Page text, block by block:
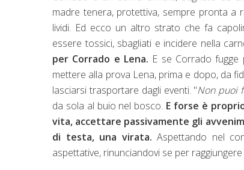
madre tenera, protettiva, sempre pronta a
lividi. Ed ecco un altro strato che fa
essere tossici, sbagliati e incidere nella
per Corrado e Lena. E se Corrado
mettere alla prova Lena, prima e dopo, da
lasciarsi trasportare dagli eventi. "Non puoi
da sola al buio nel bosco. E forse è
vita, accettare passivamente gli
di testa, una virata.Aspettando nel
aspettative, rinunciandovi se per